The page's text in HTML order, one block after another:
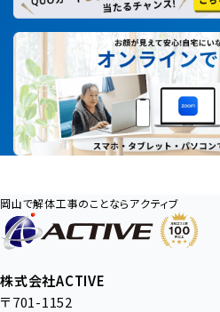
岡山で解体工事のことならアクティブ
株式会社ACTIVE
〒701-1152